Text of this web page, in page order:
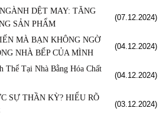
DỆT MAY: TĂNG
SẢN PHẨM
(07.12.2024)
MÀ BẠN KHÔNG NGỜ
NHÀ BẾP CỦA MÌNH
(04.12.2024)
Thể Tại Nhà Bằng Hóa Chất
(04.12.2024)
SỰ THẦN KỲ? HIỂU RÕ
(03.12.2024)